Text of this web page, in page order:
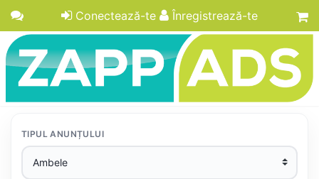
Conectează-te Înregistrează-te
TIPUL ANUNȚULUI